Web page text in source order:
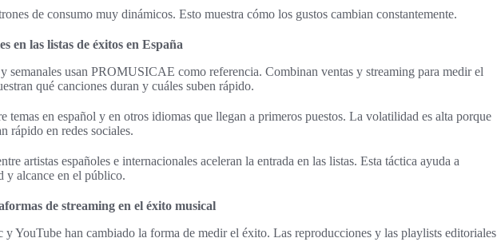
de consumo muy dinámicos. Esto muestra cómo los gustos cambian constantemente.
en las listas de éxitos en España
semanales usan PROMUSICAE como referencia. Combinan ventas y streaming para medir el
qué canciones duran y cuáles suben rápido.
temas en español y en otros idiomas que llegan a primeros puestos. La volatilidad es alta porque
rápido en redes sociales.
artistas españoles e internacionales aceleran la entrada en las listas. Esta táctica ayuda a
y alcance en el público.
de streaming en el éxito musical
YouTube han cambiado la forma de medir el éxito. Las reproducciones y las playlists editoriales